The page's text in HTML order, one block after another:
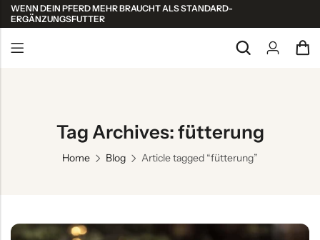
WENN DEIN PFERD MEHR BRAUCHT ALS STANDARD-
ERGÄNZUNGSFUTTER
Tag Archives: fütterung
Home Blog Article tagged “fütterung”
Alle ansehen
Haut & Fell